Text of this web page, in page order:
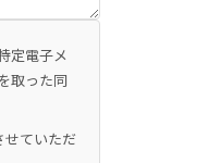
定電子メ
取った同
ていただ